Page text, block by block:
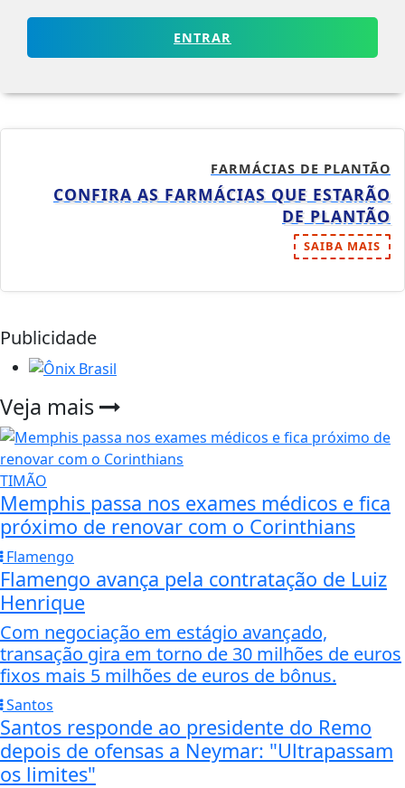
ENTRAR
FARMÁCIAS DE PLANTÃO
CONFIRA AS FARMÁCIAS QUE ESTARÃO
DE PLANTÃO
SAIBA MAIS
Publicidade
Veja mais
TIMÃO
Memphis passa nos exames médicos e fica
próximo de renovar com o Corinthians
Flamengo
Flamengo avança pela contratação de Luiz
Henrique
Com negociação em estágio avançado,
transação gira em torno de 30 milhões de euros
fixos mais 5 milhões de euros de bônus.
Santos
Santos responde ao presidente do Remo
depois de ofensas a Neymar: "Ultrapassam
os limites"